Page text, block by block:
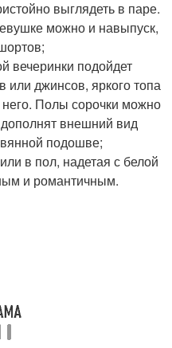
выглядеть в паре.
можно и навыпуск,
вечеринки подойдет
или джинсов, яркого топа
Полы сорочки можно
внешний вид
подошве;
в пол, надетая с белой
и романтичным.